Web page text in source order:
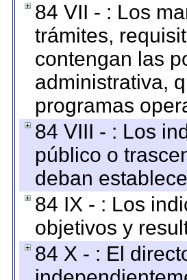
84 VII - : Los
trámites,
contengan las
administrativa,
programas
84 VIII - : Los
público o
deban
84 IX - : Los
objetivos y
84 X - : El